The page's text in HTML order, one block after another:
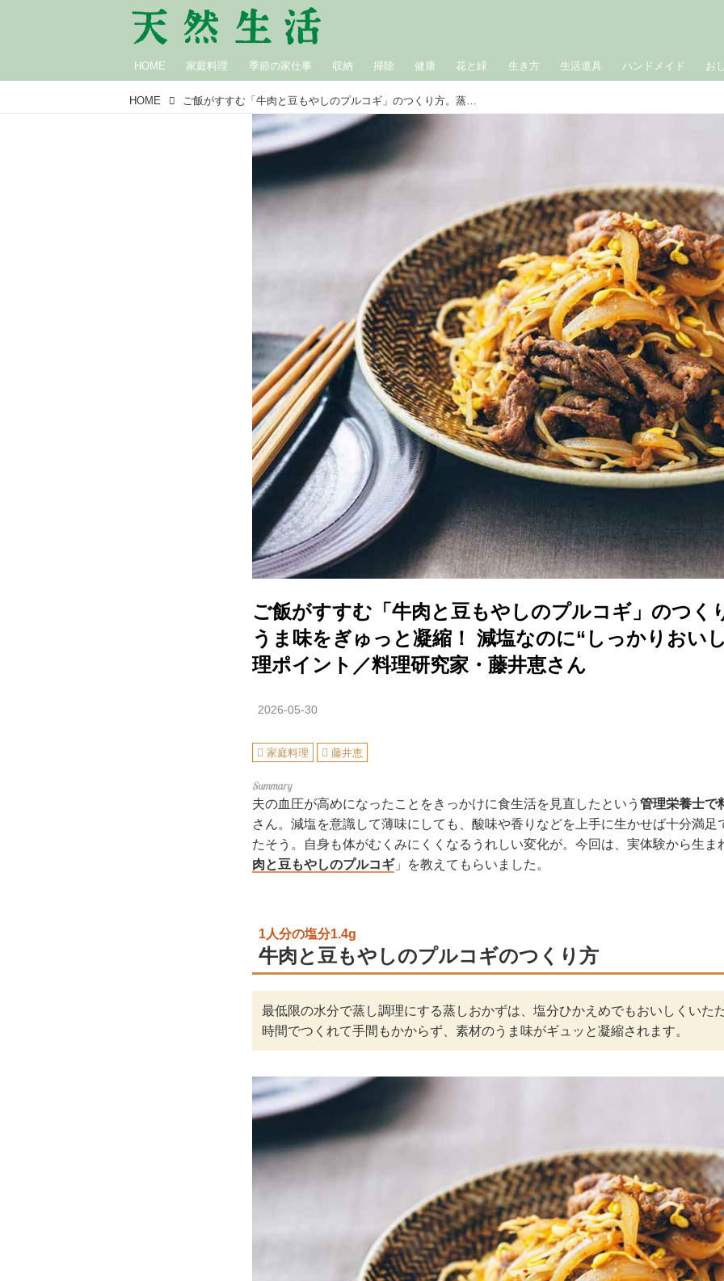
HOME 家庭料理 季節の家仕事 収納 掃除 健康 花と緑 生き方 生活道具 ハンドメイド お
HOME ご飯がすすむ「牛肉と豆もやしのプルコギ」のつくり方。蒸してうま味をぎゅっと凝縮！ 減塩なのに“しっかりおいしい”2つの調理ポイント／料理研究家・藤井恵さん
ご飯がすすむ「牛肉と豆もやしのプルコギ」のつく
うま味をぎゅっと凝縮！ 減塩なのに“しっかりおい
理ポイント／料理研究家・藤井恵さん
2026-05-30
家庭料理 藤井恵
夫の血圧が高めになったことをきっかけに食生活を見直したという 管理栄養士で
さん。減塩を意識して薄味にしても、酸味や香りなどを上手に生かせば十分満足
たそう。自身も体がむくみにくくなるうれしい変化が。今回は、実体験から生ま
肉と豆もやしのプルコギ」を教えてもらいました。
1人分の塩分1.4g
牛肉と豆もやしのプルコギのつくり方
最低限の水分で蒸し調理にする蒸しおかずは、塩分ひかえめでもおいしくいた
時間でつくれて手間もかからず、素材のうま味がギュッと凝縮されます。